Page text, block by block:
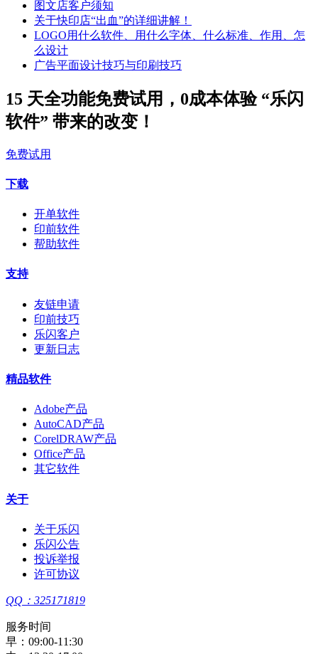
图文店客户须知
关于快印店“出血”的详细讲解！
LOGO用什么软件、用什么字体、什么标准、作用、怎
么设计
广告平面设计技巧与印刷技巧
15 天全功能免费试用，0成本体验 “乐闪
软件” 带来的改变！
免费试用
下载
开单软件
印前软件
帮助软件
支持
友链申请
印前技巧
乐闪客户
更新日志
精品软件
Adobe产品
AutoCAD产品
CorelDRAW产品
Office产品
其它软件
关于
关于乐闪
乐闪公告
投诉举报
许可协议
QQ：325171819
服务时间
早：09:00-11:30